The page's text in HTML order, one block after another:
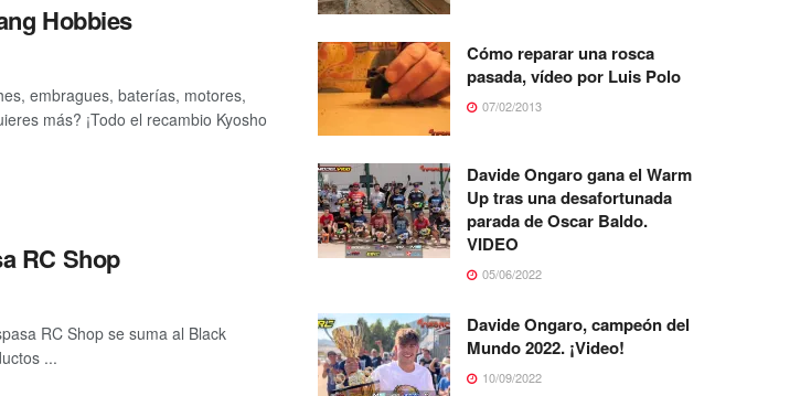
Hobbies
embragues, baterías, motores,
más? ¡Todo el recambio Kyosho
RC Shop
RC Shop se suma al Black
...
Cómo reparar una rosca
pasada, vídeo por Luis Polo
07/02/2013
Davide Ongaro gana el Warm
Up tras una desafortunada
parada de Oscar Baldo.
VIDEO
05/06/2022
Davide Ongaro, campeón del
Mundo 2022. ¡Video!
10/09/2022